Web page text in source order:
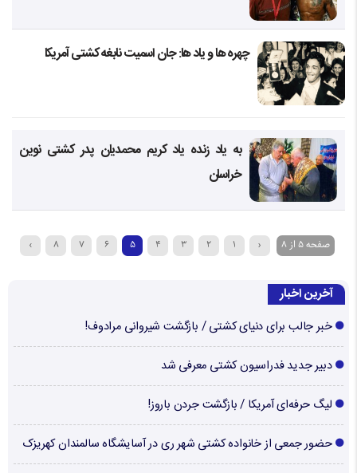
چهره ها و یاد ها: جان اسمیت نابغه کشتی آمریکا
به یاد زنده یاد کریم محمدیان پدر کشتی نوین
خراسان
صفحه 5 از 8 ‹
1
2
3
4
5
6
7
8
›
آخرین اخبار
خبر جالب برای دنیای کشتی / بازگشت شیروانی مرادوف!
دبیر جدید فدراسیون کشتی معرفی شد
لیگ حرفه‌ای آمریکا / بازگشت جردن باروز!
حضور جمعی از خانواده کشتی شهر ری در آسایشگاه سالمندان کهریزک